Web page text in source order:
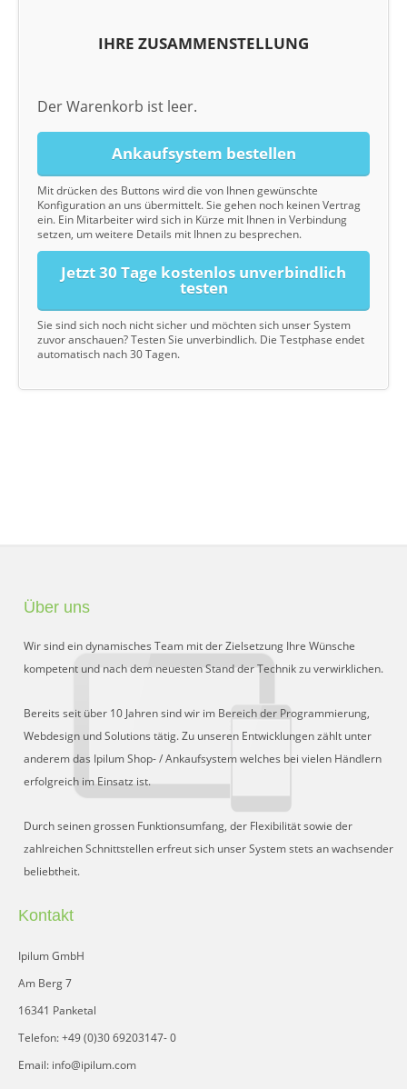
IHRE ZUSAMMENSTELLUNG
Der Warenkorb ist leer.
Ankaufsystem bestellen
Mit drücken des Buttons wird die von Ihnen gewünschte
Konfiguration an uns übermittelt. Sie gehen noch keinen Vertrag
ein. Ein Mitarbeiter wird sich in Kürze mit Ihnen in Verbindung
setzen, um weitere Details mit Ihnen zu besprechen.
Jetzt 30 Tage kostenlos unverbindlich
testen
Sie sind sich noch nicht sicher und möchten sich unser System
zuvor anschauen? Testen Sie unverbindlich. Die Testphase endet
automatisch nach 30 Tagen.
Über uns
Wir sind ein dynamisches Team mit der Zielsetzung Ihre Wünsche
kompetent und nach dem neuesten Stand der Technik zu verwirklichen.
Bereits seit über 10 Jahren sind wir im Bereich der Programmierung,
Webdesign und Solutions tätig. Zu unseren Entwicklungen zählt unter
anderem das Ipilum Shop- / Ankaufsystem welches bei vielen Händlern
erfolgreich im Einsatz ist.
Durch seinen grossen Funktionsumfang, der Flexibilität sowie der
zahlreichen Schnittstellen erfreut sich unser System stets an wachsender
beliebtheit.
Kontakt
Ipilum GmbH
Am Berg 7
16341 Panketal
Telefon: +49 (0)30 69203147- 0
Email: info@ipilum.com